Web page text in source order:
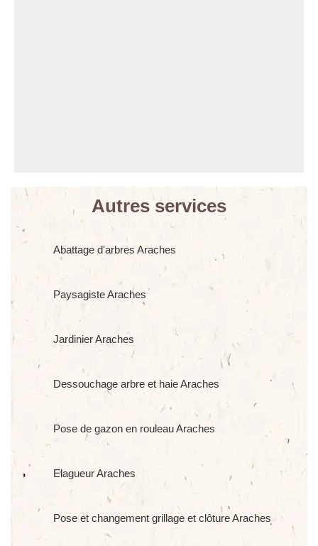
Autres services
Abattage d'arbres Araches
Paysagiste Araches
Jardinier Araches
Dessouchage arbre et haie Araches
Pose de gazon en rouleau Araches
Elagueur Araches
Pose et changement grillage et clôture Araches